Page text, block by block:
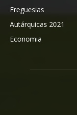
Freguesias
Autárquicas 2021
Economia